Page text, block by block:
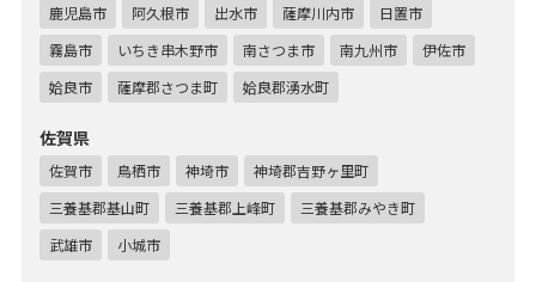
鹿児島市 阿久根市 出水市 薩摩川内市
日置市
霧島市
いちき串木野市 南さつま市 南九州市
伊佐市
姶良市
薩摩郡さつま町 姶良郡湧水町
佐賀県
佐賀市 鳥栖市 神埼市
神埼郡吉野ヶ里町
三養基郡基山町
三養基郡上峰町
三養基郡みやき町
武雄市
小城市